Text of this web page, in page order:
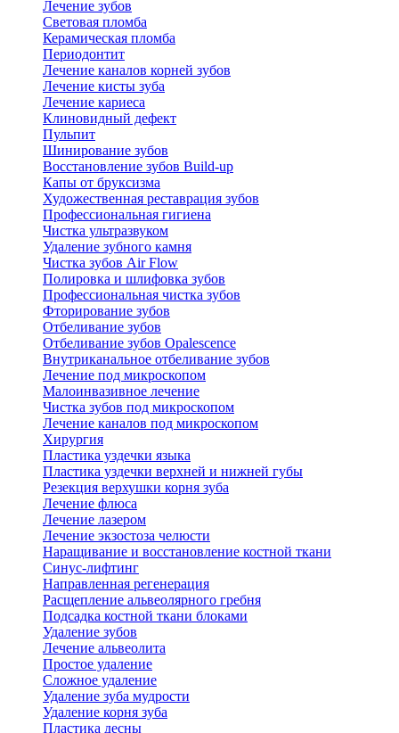
Лечение зубов
Световая пломба
Керамическая пломба
Периодонтит
Лечение каналов корней зубов
Лечение кисты зуба
Лечение кариеса
Клиновидный дефект
Пульпит
Шинирование зубов
Восстановление зубов Build-up
Капы от бруксизма
Художественная реставрация зубов
Профессиональная гигиена
Чистка ультразвуком
Удаление зубного камня
Чистка зубов Air Flow
Полировка и шлифовка зубов
Профессиональная чистка зубов
Фторирование зубов
Отбеливание зубов
Отбеливание зубов Opalescence
Внутриканальное отбеливание зубов
Лечение под микроскопом
Малоинвазивное лечение
Чистка зубов под микроскопом
Лечение каналов под микроскопом
Хирургия
Пластика уздечки языка
Пластика уздечки верхней и нижней губы
Резекция верхушки корня зуба
Лечение флюса
Лечение лазером
Лечение экзостоза челюсти
Наращивание и восстановление костной ткани
Синус-лифтинг
Направленная регенерация
Расщепление альвеолярного гребня
Подсадка костной ткани блоками
Удаление зубов
Лечение альвеолита
Простое удаление
Сложное удаление
Удаление зуба мудрости
Удаление корня зуба
Пластика десны